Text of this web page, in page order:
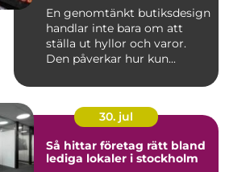
En genomtänkt butiksdesign
handlar inte bara om att
ställa ut hyllor och varor.
Den påverkar hur kun...
30. jul
Så hittar företag rätt bland
lediga lokaler i stockholm